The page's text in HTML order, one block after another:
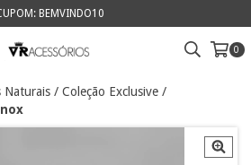
BEMVINDO10
0
Naturais / Coleção Exclusive /